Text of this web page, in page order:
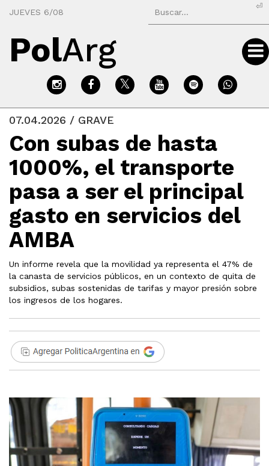
JUEVES 6/08
⏎
PolArg
07.04.2026 / GRAVE
Con subas de hasta
1000%, el transporte
pasa a ser el principal
gasto en servicios del
AMBA
Un informe revela que la movilidad ya representa el 47% de
la canasta de servicios públicos, en un contexto de quita de
subsidios, subas sostenidas de tarifas y mayor presión sobre
los ingresos de los hogares.